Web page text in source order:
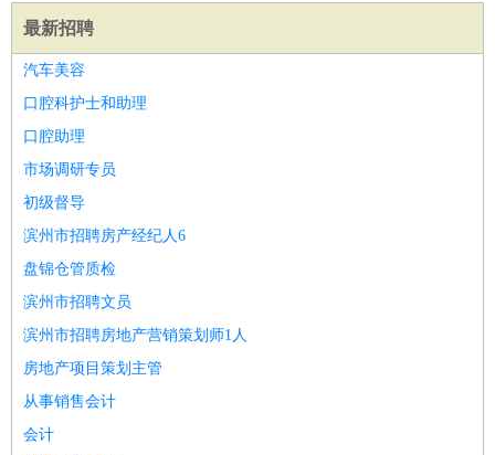
最新招聘
汽车美容
口腔科护士和助理
口腔助理
市场调研专员
初级督导
滨州市招聘房产经纪人6
盘锦仓管质检
滨州市招聘文员
滨州市招聘房地产营销策划师1人
房地产项目策划主管
从事销售会计
会计